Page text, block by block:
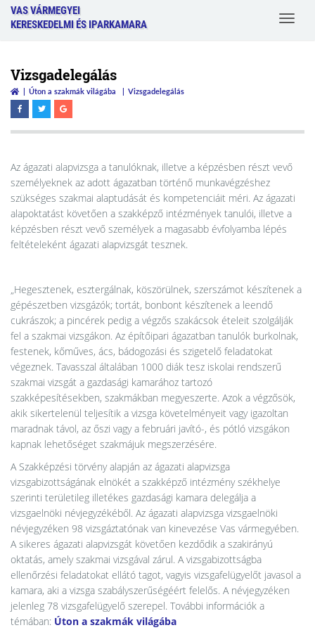
VAS VÁRMEGYEI
KERESKEDELMI ÉS IPARKAMARA
Toggle
Vizsgadelegálás
Úton a szakmák világába Vizsgadelegálás
Az ágazati alapvizsga a tanulóknak, illetve a képzésben részt vevő
személyeknek az adott ágazatban történő munkavégzéshez
szükséges szakmai alaptudását és kompetenciáit méri. Az ágazati
alapoktatást követően a szakképző intézmények tanulói, illetve a
képzésben részt vevő személyek a magasabb évfolyamba lépés
feltételeként ágazati alapvizsgát tesznek.
„Hegesztenek, esztergálnak, köszörülnek, szerszámot készítenek a
gépészetben vizsgázók; tortát, bonbont készítenek a leendő
cukrászok; a pincérek pedig a végzős szakácsok ételeit szolgálják
fel a szakmai vizsgákon. Az építőipari ágazatban tanulók burkolnak,
festenek, kőműves, ács, bádogozási és szigetelő feladatokat
végeznek. Tavasszal általában 1000 diák tesz iskolai rendszerű
szakmai vizsgát a gazdasági kamarához tartozó
szakképesítésekben, szakmákban megyeszerte. Azok a végzősök,
akik sikertelenül teljesítik a vizsga követelményeit vagy igazoltan
maradnak távol, az őszi vagy a februári javító-, és pótló vizsgákon
kapnak lehetőséget szakmájuk megszerzésére.
A Szakképzési törvény alapján az ágazati alapvizsga
vizsgabizottságának elnökét a szakképző intézmény székhelye
szerinti területileg illetékes gazdasági kamara delegálja a
vizsgaelnöki névjegyzékéből. Az ágazati alapvizsga vizsgaelnöki
névjegyzéken 98 vizsgáztatónak van kinevezése Vas vármegyében.
A sikeres ágazati alapvizsgát követően kezdődik a szakirányú
oktatás, amely szakmai vizsgával zárul. A vizsgabizottságba
ellenőrzési feladatokat ellátó tagot, vagyis vizsgafelügyelőt javasol a
kamara, aki a vizsga szabályszerűségéért felelős. A névjegyzéken
jelenleg 78 vizsgafelügyelő szerepel. További információk a
témában: Úton a szakmák világába